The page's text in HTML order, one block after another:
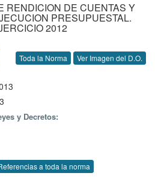
RENDICION DE CUENTAS Y
PRESUPUESTAL.
2012
Toda la Norma Ver Imagen del D.O.
y Decretos:
a toda la norma